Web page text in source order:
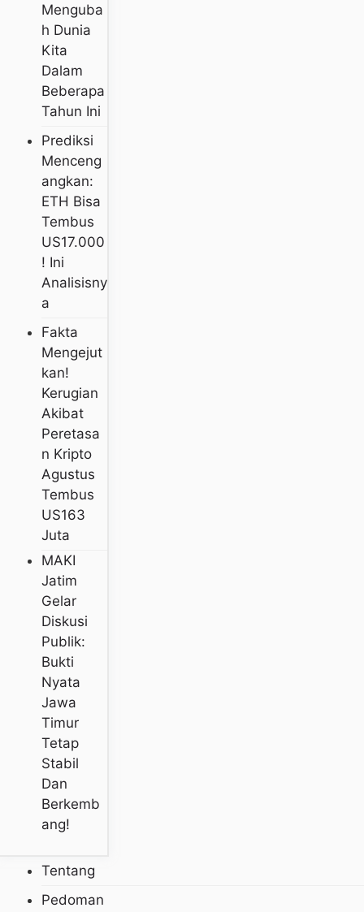
Menguba
H Dunia
Kita
Dalam
Beberapa
Tahun Ini
Prediksi
Menceng
Angkan:
ETH Bisa
Tembus
US17.000
! Ini
Analisisny
A
Fakta
Mengejut
Kan!
Kerugian
Akibat
Peretasa
N Kripto
Agustus
Tembus
US163
Juta
MAKI
Jatim
Gelar
Diskusi
Publik:
Bukti
Nyata
Jawa
Timur
Tetap
Stabil
Dan
Berkemb
Ang!
Tentang
Pedoman